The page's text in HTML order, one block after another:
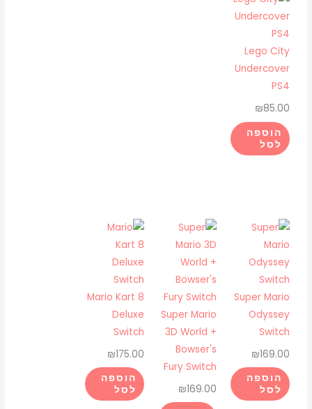
Lego City
Undercover
PS4
₪85.00
הוספה
לסל
Super Mario
Odyssey
Switch
₪169.00
הוספה
לסל
Super Mario
3D World +
Bowser's
Fury Switch
₪169.00
Mario Kart 8
Deluxe
Switch
₪175.00
הוספה
לסל